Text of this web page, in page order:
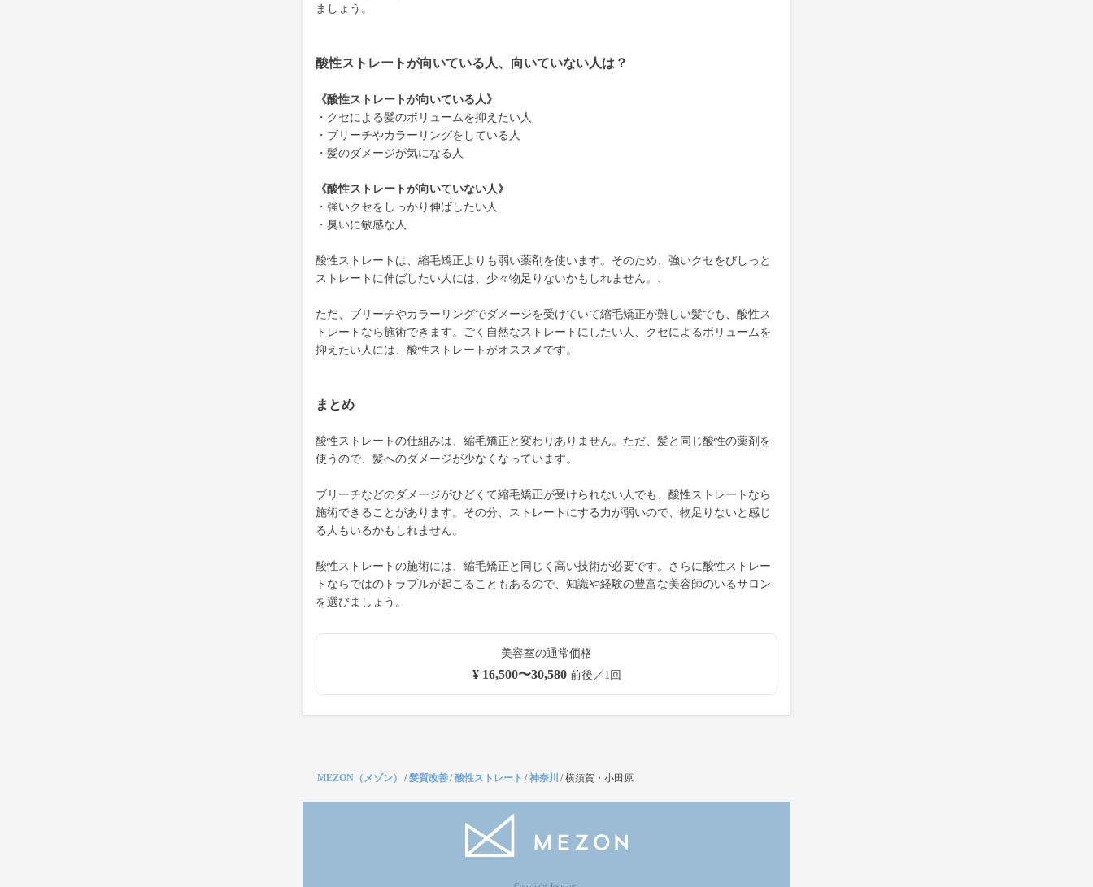
ましょう。
酸性ストレートが向いている人、向いていない人は？
《酸性ストレートが向いている人》
・クセによる髪のボリュームを抑えたい人
・ブリーチやカラーリングをしている人
・髪のダメージが気になる人
《酸性ストレートが向いていない人》
・強いクセをしっかり伸ばしたい人
・臭いに敏感な人
酸性ストレートは、縮毛矯正よりも弱い薬剤を使います。そのため、強いクセをびしっと
ストレートに伸ばしたい人には、少々物足りないかもしれません。、
ただ、ブリーチやカラーリングでダメージを受けていて縮毛矯正が難しい髪でも、酸性ス
トレートなら施術できます。ごく自然なストレートにしたい人、クセによるボリュームを
抑えたい人には、酸性ストレートがオススメです。
まとめ
酸性ストレートの仕組みは、縮毛矯正と変わりありません。ただ、髪と同じ酸性の薬剤を
使うので、髪へのダメージが少なくなっています。
ブリーチなどのダメージがひどくて縮毛矯正が受けられない人でも、酸性ストレートなら
施術できることがあります。その分、ストレートにする力が弱いので、物足りないと感じ
る人もいるかもしれません。
酸性ストレートの施術には、縮毛矯正と同じく高い技術が必要です。さらに酸性ストレー
トならではのトラブルが起こることもあるので、知識や経験の豊富な美容師のいるサロン
を選びましょう。
美容室の通常価格
¥ 16,500〜30,580前後／1回
MEZON（メゾン） /髪質改善/酸性ストレート /神奈川 /横須賀・小田原